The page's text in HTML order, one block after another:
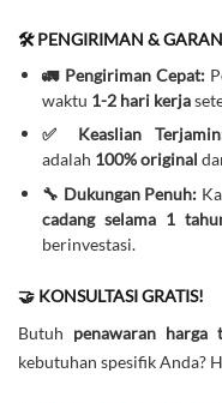
🛠️ PENGIRIMAN &
🚛 Pengiriman Cepat:
waktu 1-2 hari kerja
✅ Keaslian
adalah 100% original
🔧 Dukungan Penuh:
cadang selama 1
berinvestasi.
🤝 KONSULTASI GRATIS!
Butuh penawaran harga
kebutuhan spesifik Anda?